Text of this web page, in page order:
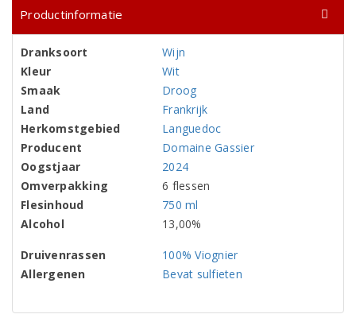
Productinformatie
Dranksoort
Wijn
Kleur
Wit
Smaak
Droog
Land
Frankrijk
Herkomstgebied
Languedoc
Producent
Domaine Gassier
Oogstjaar
2024
Omverpakking
6 flessen
Flesinhoud
750 ml
Alcohol
13,00%
Druivenrassen
100% Viognier
Allergenen
Bevat sulfieten